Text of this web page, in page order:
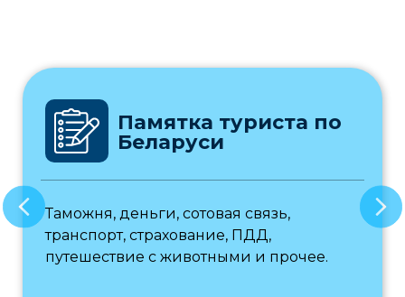
Памятка туриста по
Беларуси
Таможня, деньги, сотовая связь,
транспорт, страхование, ПДД,
путешествие с животными и прочее.